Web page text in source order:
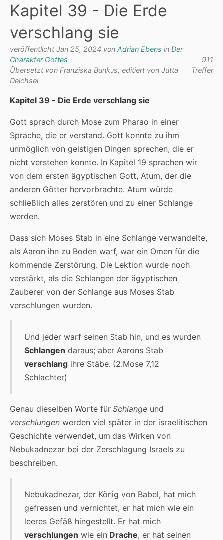
Kapitel 39 - Die Erde
verschlang sie
veröffentlicht Jan 25, 2024 von Adrian Ebens in Der
Charakter Gottes
Übersetzt von Franziska Bunkus, editiert von Jutta
Deichsel
911
Treffer
Kapitel 39 - Die Erde verschlang sie
Gott sprach durch Mose zum Pharao in einer
Sprache, die er verstand. Gott konnte zu ihm
unmöglich von geistigen Dingen sprechen, die er
nicht verstehen konnte. In Kapitel 19 sprachen wir
von dem ersten ägyptischen Gott, Atum, der die
anderen Götter hervorbrachte. Atum würde
schließlich alles zerstören und zu einer Schlange
werden.
Dass sich Moses Stab in eine Schlange verwandelte,
als Aaron ihn zu Boden warf, war ein Omen für die
kommende Zerstörung. Die Lektion wurde noch
verstärkt, als die Schlangen der ägyptischen
Zauberer von der Schlange aus Moses Stab
verschlungen wurden.
Und jeder warf seinen Stab hin, und es wurden
Schlangen daraus; aber Aarons Stab
verschlang ihre Stäbe. (2.Mose 7,12
Schlachter)
Genau dieselben Worte für Schlange und
verschlungen werden viel später in der israelitischen
Geschichte verwendet, um das Wirken von
Nebukadnezar bei der Zerschlagung Israels zu
beschreiben.
Nebukadnezar, der König von Babel, hat mich
gefressen und vernichtet, er hat mich wie ein
leeres Gefäß hingestellt. Er hat mich
verschlungen wie ein Drache, er hat seinen